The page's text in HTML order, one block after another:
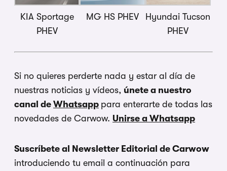
KIA Sportage
PHEV
MG HS PHEV
Hyundai Tucson
PHEV
Si no quieres perderte nada y estar al día de
nuestras noticias y vídeos, únete a nuestro
canal de Whatsapp para enterarte de todas las
novedades de Carwow. Unirse a Whatsapp
Suscríbete al Newsletter Editorial de Carwow
introduciendo tu email a continuación para